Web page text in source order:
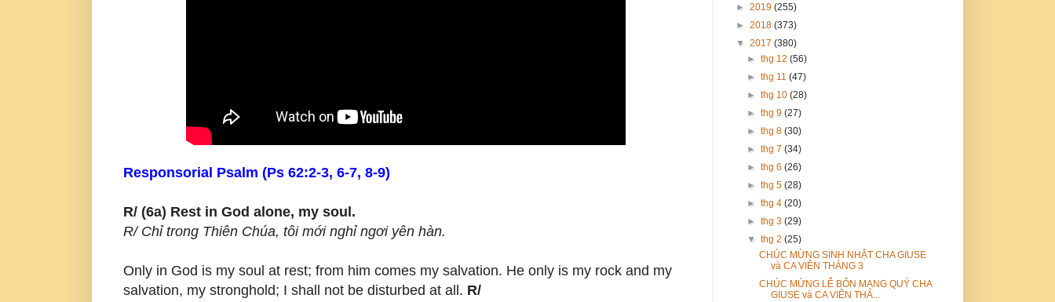
Responsorial Psalm (Ps 62:2-3, 6-7, 8-9)
R/ (6a) Rest in God alone, my soul.
R/ Chỉ trong Thiên Chúa, tôi mới nghỉ ngơi yên hàn.
Only in God is my soul at rest; from him comes my salvation. He only is my rock and my
salvation, my stronghold; I shall not be disturbed at all. R/
► 2019 (255)
► 2018 (373)
▼ 2017 (380)
►thg 12(56)
►thg 11(47)
►thg 10(28)
►thg 9(27)
►thg 8(30)
►thg 7(34)
►thg 6(26)
►thg 5(28)
►thg 4(20)
►thg 3(29)
▼thg 2(25)
CHÚC MỪNG SINH NHẬT CHA GIUSE
và CA VIÊN THÁNG 3
CHÚC MỪNG LỄ BỔN MẠNG QUÝ CHA
GIUSE và CA VIÊN THÁ...